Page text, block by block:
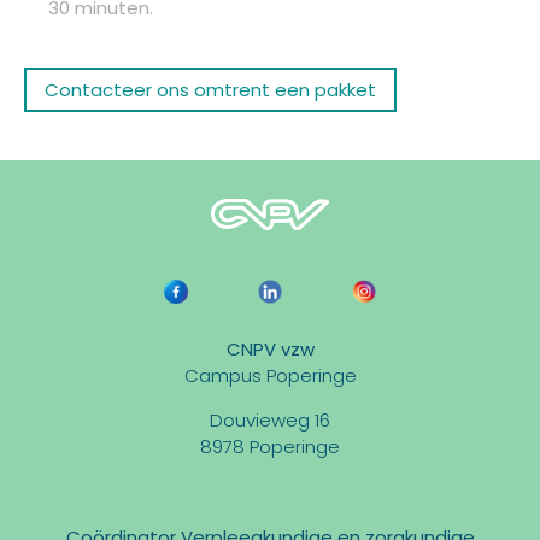
30 minuten.
Contacteer ons omtrent een pakket
CNPV vzw
Campus Poperinge
Douvieweg 16
8978 Poperinge